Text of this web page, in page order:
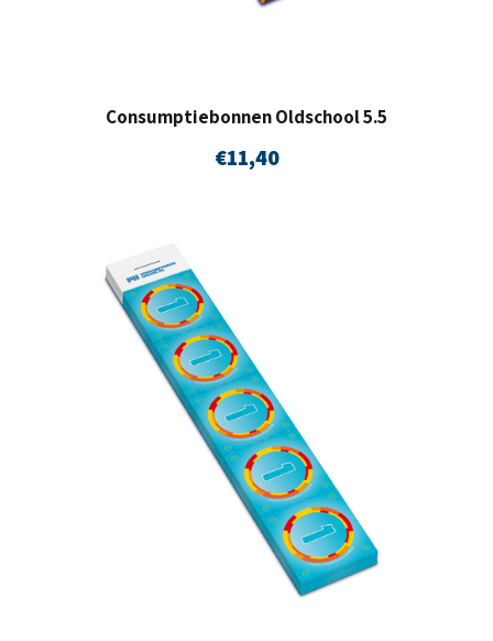
Consumptiebonnen Oldschool 5.5
€11,40